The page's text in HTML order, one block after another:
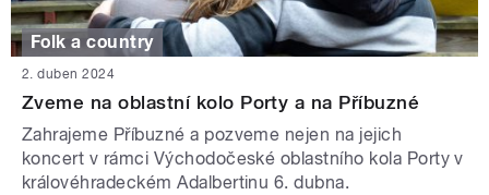
Folk a country
2. duben 2024
Zveme na oblastní kolo Porty a na Příbuzné
Zahrajeme Příbuzné a pozveme nejen na jejich
koncert v rámci Východočeské oblastního kola Porty v
královéhradeckém Adalbertinu 6. dubna.